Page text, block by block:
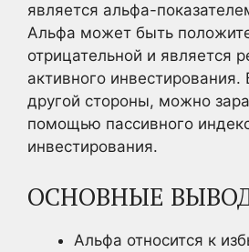
является альфа-
Альфа может быть
отрицательной и является
активного
другой стороны, можно
помощью пассивного
инвестирования.
ОСНОВНЫЕ
Альфа относится к